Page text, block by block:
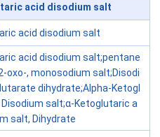
acid disodium salt
acid disodium salt
acid disodium salt;pentane
oxo-, monosodium salt;Disodi
dihydrate;Alpha-Ketogl
salt;α-Ketoglutaric a
salt, Dihydrate